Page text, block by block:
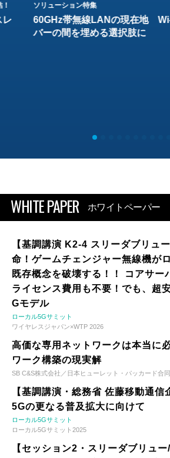
レ
ソリューション特集
60GHz帯無線LANの現在地
バーの間を埋める選択肢に
WHITE PAPER ホワイトペーパー
【基調講演 K2-4 スリーダブリュ
命！ゲームチェンジャー無線機が
既存概念を破壊する！！ コアサー
ライセンス費用も不要！でも、超
Gモデル
ローカル5Gサミット
ワイヤレスジャパン×WTP 2026
高価な専用ネットワークは本当に
ワーク構築の現実解
SB C&S株式会社／日本ヒューレット・パッカード合
【基調講演・総務省 佐藤移動通信
5Gの更なる普及拡大に向けて
ローカル5Gサミット
ローカル5Gサミット2025
【セッション2・スリーダブリュ